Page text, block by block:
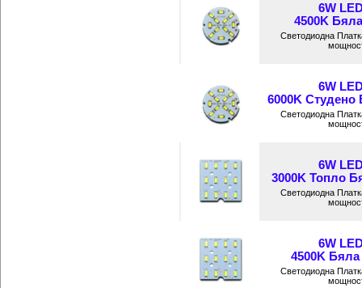
6W
4500K
Светодиодна
6W
6000K Студено
Светодиодна
6W
3000K Топло
Светодиодна
6W
4500K Бяла
Светодиодна